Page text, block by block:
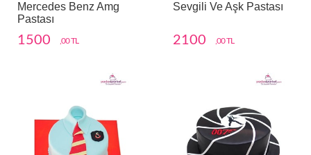
Mercedes Benz Amg
Pastası
1500 ,00 TL
Sevgili Ve Aşk Pastası
2100 ,00 TL